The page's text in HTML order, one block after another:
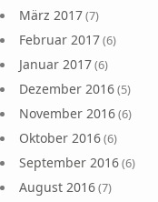
März 2017(7)
Februar 2017(6)
Januar 2017(6)
Dezember 2016(5)
November 2016(6)
Oktober 2016(6)
September 2016(6)
August 2016(7)